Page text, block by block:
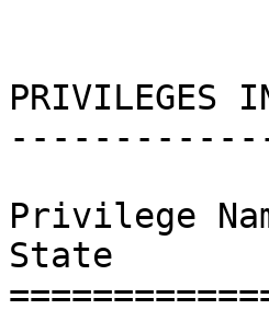
PRIVILEGES
Privilege
State